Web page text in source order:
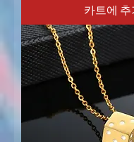
카트에 추